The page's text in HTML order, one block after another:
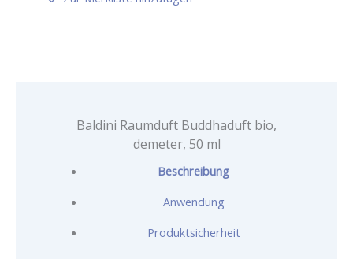
Baldini Raumduft Buddhaduft bio,
demeter, 50 ml
Beschreibung
Anwendung
Produktsicherheit